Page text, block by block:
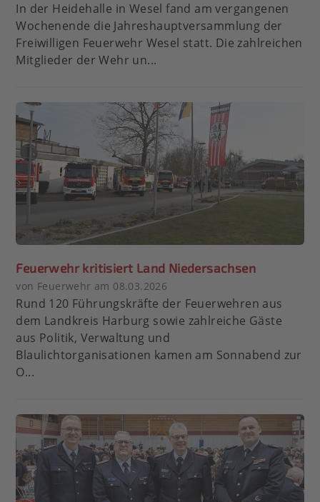
In der Heidehalle in Wesel fand am vergangenen
Wochenende die Jahreshauptversammlung der
Freiwilligen Feuerwehr Wesel statt. Die zahlreichen
Mitglieder der Wehr un...
Feuerwehr kritisiert Land Niedersachsen
von Feuerwehr am 08.03.2026
Rund 120 Führungskräfte der Feuerwehren aus
dem Landkreis Harburg sowie zahlreiche Gäste
aus Politik, Verwaltung und
Blaulichtorganisationen kamen am Sonnabend zur
O...